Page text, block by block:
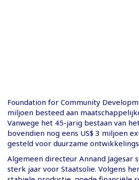
Foundation for Community
miljoen besteed aan
Vanwege het 45-jarig bestaan van
bovendien nog eens US$ 3 miljoen
gesteld voor duurzame
Algemeen directeur Annand Jagesar
sterk jaar voor Staatsolie. Volgens